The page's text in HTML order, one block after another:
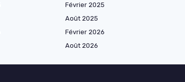
Février 2025
Août 2025
Février 2026
Août 2026